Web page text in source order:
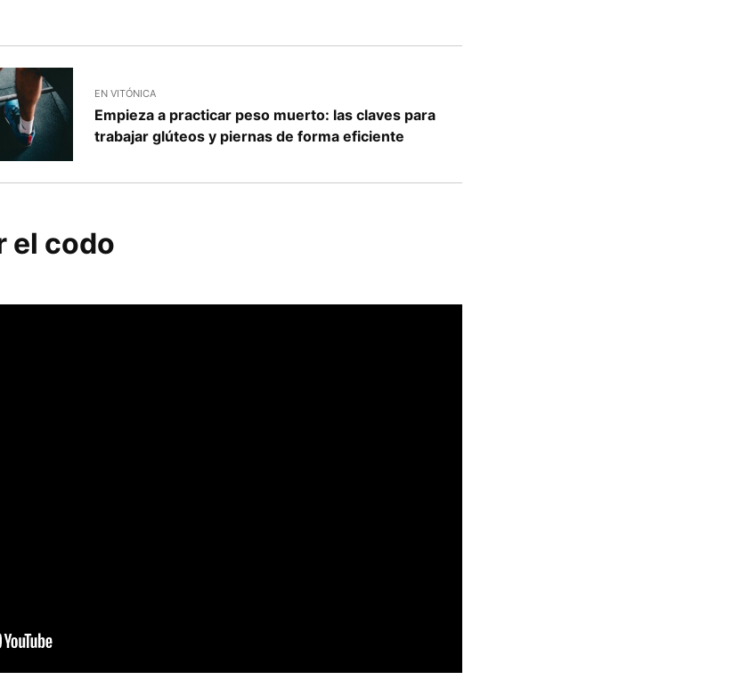
EN VITÓNICA
Empieza a practicar peso muerto: las claves para
trabajar glúteos y piernas de forma eficiente
el codo